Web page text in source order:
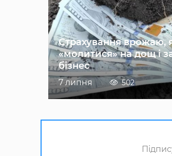
Страхування врожаю,
«молитися» на дощ і
бізнес
7 липня 502